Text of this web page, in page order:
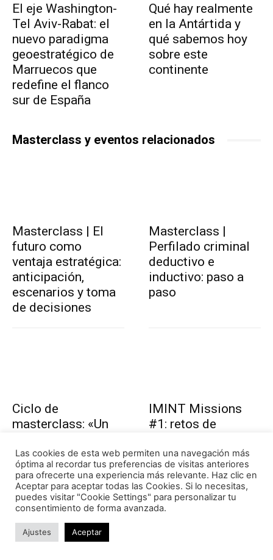
El eje Washington-
Tel Aviv-Rabat: el
nuevo paradigma
geoestratégico de
Marruecos que
redefine el flanco
sur de España
Qué hay realmente
en la Antártida y
qué sabemos hoy
sobre este
continente
Masterclass y eventos relacionados
Masterclass | El
futuro como
ventaja estratégica:
anticipación,
escenarios y toma
de decisiones
Masterclass |
Perfilado criminal
deductivo e
inductivo: paso a
paso
Ciclo de
masterclass: «Un
geopolítica y
tecnología»
IMINT Missions
#1: retos de
imágenes con
premio (Misión
cerrada)
Las cookies de esta web permiten una navegación más
óptima al recordar tus preferencias de visitas anteriores
para ofrecerte una experiencia más relevante. Haz clic en
Aceptar para aceptar todas las Cookies. Si lo necesitas,
puedes visitar "Cookie Settings" para personalizar tu
consentimiento de forma avanzada.
Ajustes Aceptar